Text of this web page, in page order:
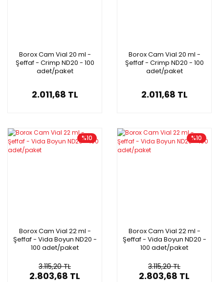
Borox Cam Vial 20 ml -
Şeffaf - Crimp ND20 - 100
adet/paket
2.011,68 TL
Borox Cam Vial 20 ml -
Şeffaf - Crimp ND20 - 100
adet/paket
2.011,68 TL
%10
Borox Cam Vial 22 ml -
Şeffaf - Vida Boyun ND20 -
100 adet/paket
3.115,20 TL
2.803,68 TL
%10
Borox Cam Vial 22 ml -
Şeffaf - Vida Boyun ND20 -
100 adet/paket
3.115,20 TL
2.803,68 TL